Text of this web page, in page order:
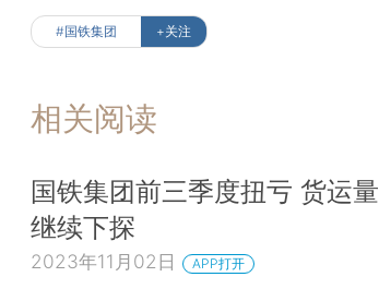
#国铁集团 +关注
相关阅读
国铁集团前三季度扭亏 货运量
继续下探
2023年11月02日 APP打开